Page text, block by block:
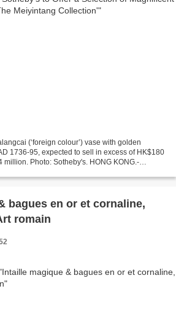
(‘foreign colour’) vase with golden
1736-95, expected to sell in excess of HK$180
Photo: Sotheby's. HONG KONG.-
bagues en or et cornaline,
romain